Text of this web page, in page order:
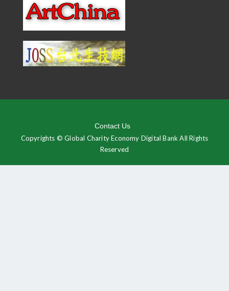
Contact Us
Copyrights © Global Charity Economy Digital Bank All Rights
Reserved